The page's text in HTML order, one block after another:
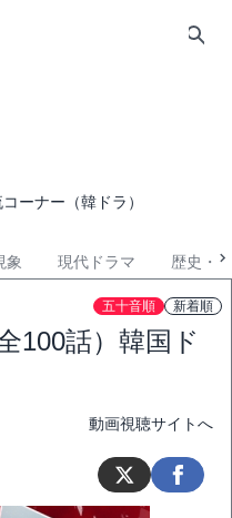
ーナー（韓ドラ）
象 現代ドラマ 歴史・
五十音順 新着順
100話）韓国ド
動画視聴サイトへ